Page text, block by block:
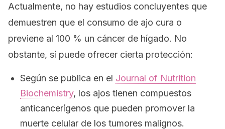
Actualmente, no hay estudios concluyentes que
demuestren que el consumo de ajo cura o
previene al 100 % un cáncer de hígado. No
obstante, sí puede ofrecer cierta protección:
Según se publica en el Journal of Nutrition
Biochemistry, los ajos tienen compuestos
anticancerígenos que pueden promover la
muerte celular de los tumores malignos.